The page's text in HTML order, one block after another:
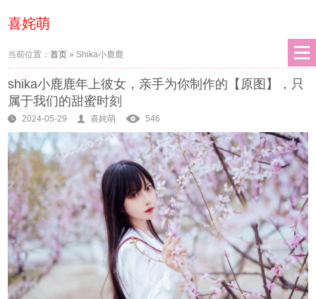
喜姹萌
当前位置：首页 » Shika小鹿鹿
shika小鹿鹿年上彼女，亲手为你制作的【原图】，只
属于我们的甜蜜时刻
2024-05-29 喜姹萌 546